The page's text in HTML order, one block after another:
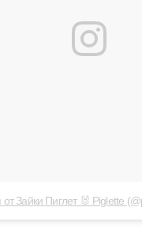
от Зайки Пиглет 🐰 Piglette